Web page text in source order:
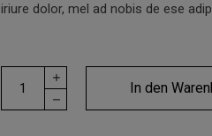
iriure dolor, mel ad nobis de ese
Posters
In den